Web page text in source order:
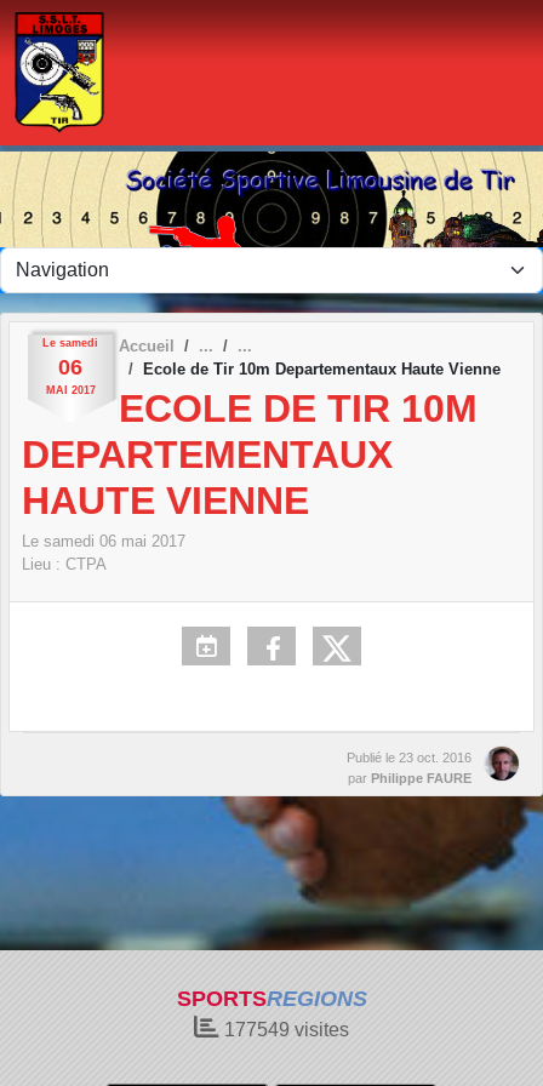
Le samedi
06
MAI 2017
Accueil
Ecole de Tir 10m Departementaux Haute Vienne
ECOLE DE TIR 10M
DEPARTEMENTAUX
HAUTE VIENNE
Le samedi 06 mai 2017
Lieu : CTPA
Publié le 23 oct. 2016
par Philippe FAURE
SPORTSREGIONS
177549 visites
Panneau de gestion des cookies